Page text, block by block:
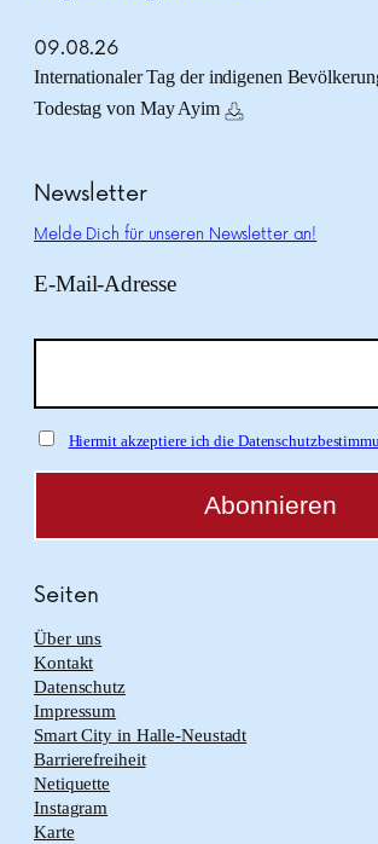
09.08.26
Internationaler Tag der indigenen
Todestag von May Ayim
Newsletter
Melde Dich für unseren Newsletter an!
E-Mail-Adresse
Hiermit akzeptiere ich die
Seiten
Über uns
Kontakt
Datenschutz
Impressum
Smart City in Halle-Neustadt
Barrierefreiheit
Netiquette
Instagram
Karte